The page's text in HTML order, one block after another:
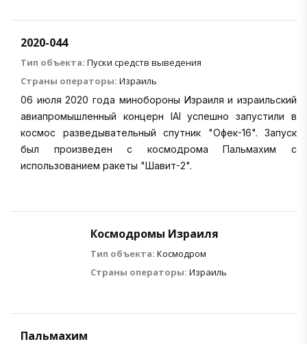
2020-044
Тип объекта: Пуски средств выведения
Страны операторы: Израиль
06 июля 2020 года минобороны Израиля и израильский
авиапромышленный концерн IAI успешно запустили в
космос разведывательный спутник "Офек-16". Запуск
был произведен с космодрома Пальмахим с
использованием ракеты "Шавит-2".
Космодромы Израиля
Тип объекта: Космодром
Страны операторы: Израиль
Пальмахим